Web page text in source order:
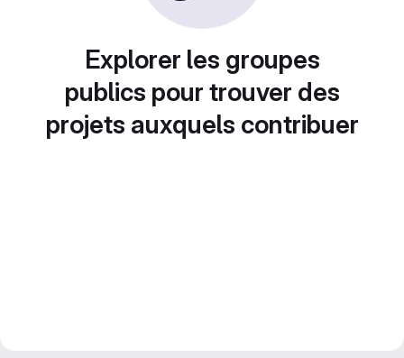
Explorer les groupes
publics pour trouver des
projets auxquels contribuer